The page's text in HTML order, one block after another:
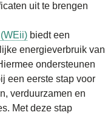
uit te brengen
biedt een
energieverbruik van
ondersteunen
een eerste stap voor
verduurzamen en
Met deze stap